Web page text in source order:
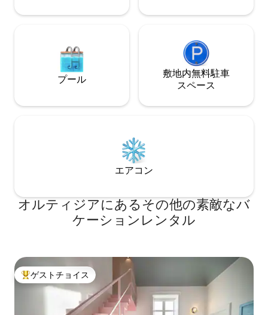
プール
敷地内無料駐⁠車
ス⁠ペ⁠ー⁠ス
エアコン
オルティジアにあるその他の素敵なバ
ケーションレンタル
大好評のゲストチョイスです。
ゲストチョイス